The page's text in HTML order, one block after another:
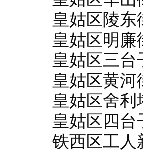
皇姑区陵东
皇姑区明廉
皇姑区三台
皇姑区黄河
皇姑区舍利
皇姑区四台
铁西区工人